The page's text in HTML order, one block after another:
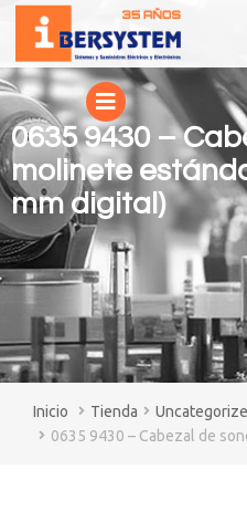
0635 9430 –
molinete
mm digital)
You are here:
Tienda
0635 9430 – Cabezal de